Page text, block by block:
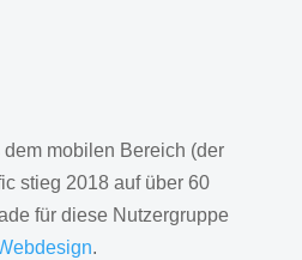
dem mobilen Bereich (der
stieg 2018 auf über 60
für diese Nutzergruppe
.